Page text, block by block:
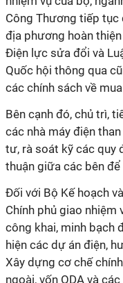
Công Thương tiếp tục
địa phương hoàn
Điện lực sửa đổi và
Quốc hội thông qua
các chính sách về
Bên cạnh đó, chủ trì,
các nhà máy điện
tư, rà soát kỹ các quy
thuận giữa các bên
Đối với Bộ Kế hoạch
Chính phủ giao nhiệm
công khai, minh bạch
hiện các dự án điện,
Xây dựng cơ chế
ngoài, vốn ODA và